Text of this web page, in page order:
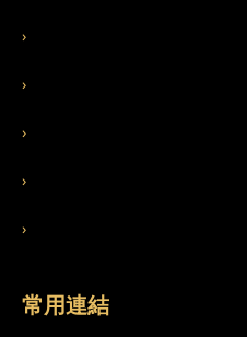
›
›
›
›
›
常用連結